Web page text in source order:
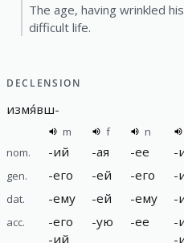
The age, having wrinkled
difficult life.
DECLENSION
измя́вш-
m f n
nom.
-ий -ая -ее -
gen. -его -ей -его -
dat. -ему -ей -ему -
acc. -его
-ий
-ую -ее -
-